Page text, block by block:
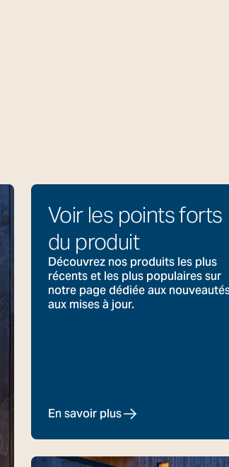
Voir les points forts
du produit
Découvrez nos produits les plus
récents et les plus populaires sur
notre page dédiée aux
aux mises à jour.
En savoir plus